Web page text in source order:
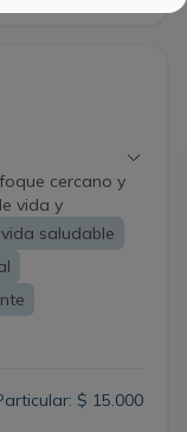
cercano y
vida y
que comes si no
buscando
extremas.
bienestar y
puedes
saludable
$ 15.000